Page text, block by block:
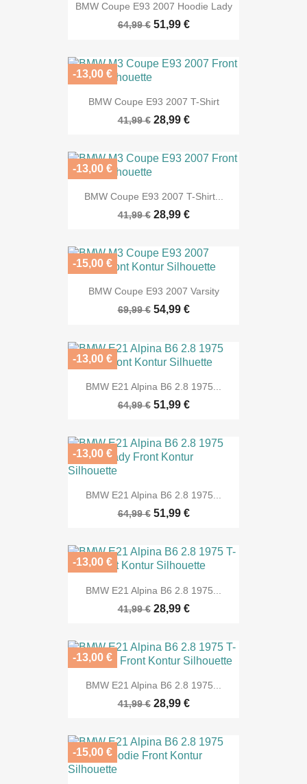
BMW Coupe E93 2007 Hoodie Lady
64,99 € 51,99 €
BMW Coupe E93 2007 T-Shirt
41,99 € 28,99 €
-13,00 €
BMW Coupe E93 2007 T-Shirt...
41,99 € 28,99 €
-13,00 €
BMW Coupe E93 2007 Varsity
69,99 € 54,99 €
-15,00 €
BMW E21 Alpina B6 2.8 1975...
64,99 € 51,99 €
-13,00 €
BMW E21 Alpina B6 2.8 1975...
64,99 € 51,99 €
-13,00 €
BMW E21 Alpina B6 2.8 1975...
41,99 € 28,99 €
-13,00 €
BMW E21 Alpina B6 2.8 1975...
41,99 € 28,99 €
-13,00 €
-15,00 €